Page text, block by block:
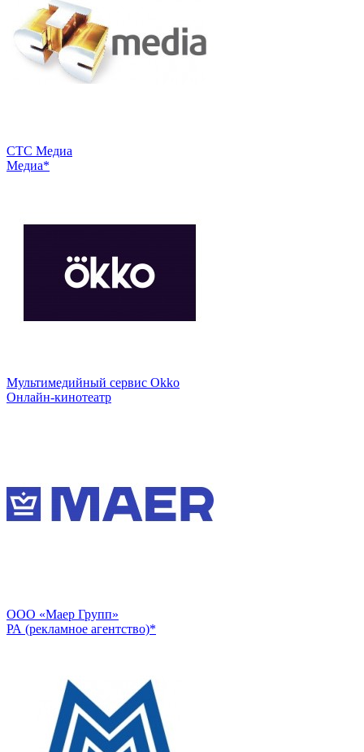
СТС Медиа
Медиа*
Мультимедийный сервис Okko
Онлайн-кинотеатр
ООО «Маер Групп»
РА (рекламное агентство)*